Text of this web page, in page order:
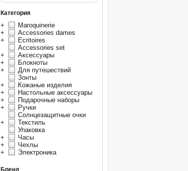
Категория
+
Maroquinerie
+
Accessories dames
+
Ecritoires
Accessories set
+
Аксессуары
+
Блокноты
+
Для путешествий
Зонты
+
Кожаные изделия
+
Настольные аксессуары
+
Подарочные наборы
+
Ручки
Солнцезащитные очки
+
Текстиль
Упаковка
+
Часы
+
Чехлы
+
Электроника
Бренд